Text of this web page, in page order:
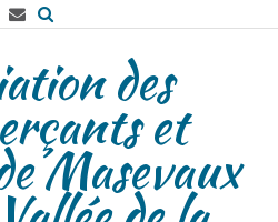
des
et
Masevaux